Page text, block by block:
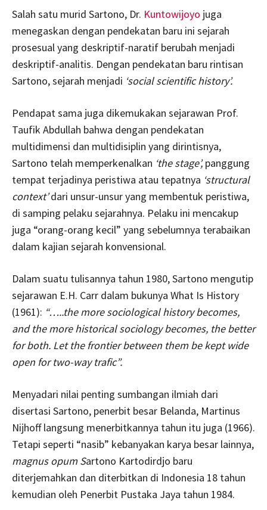
Salah satu murid Sartono, Dr. Kuntowijoyo juga
menegaskan dengan pendekatan baru ini sejarah
prosesual yang deskriptif-naratif berubah menjadi
deskriptif-analitis. Dengan pendekatan baru rintisan
Sartono, sejarah menjadi ‘social scientific history’.
Pendapat sama juga dikemukakan sejarawan Prof.
Taufik Abdullah bahwa dengan pendekatan
multidimensi dan multidisiplin yang dirintisnya,
Sartono telah memperkenalkan ‘the stage’,panggung
tempat terjadinya peristiwa atau tepatnya ‘structural
context’dari unsur-unsur yang membentuk peristiwa,
di samping pelaku sejarahnya. Pelaku ini mencakup
juga “orang-orang kecil” yang sebelumnya terabaikan
dalam kajian sejarah konvensional.
Dalam suatu tulisannya tahun 1980, Sartono mengutip
sejarawan E.H. Carr dalam bukunya What Is History
(1961): “…..the more sociological history becomes,
and the more historical sociology becomes, the better
for both. Let the frontier between them be kept wide
open for two-way trafic”.
Menyadari nilai penting sumbangan ilmiah dari
disertasi Sartono, penerbit besar Belanda, Martinus
Nijhoff langsung menerbitkannya tahun itu juga (1966).
Tetapi seperti “nasib” kebanyakan karya besar lainnya,
magnus opum Sartono Kartodirdjo baru
diterjemahkan dan diterbitkan di Indonesia 18 tahun
kemudian oleh Penerbit Pustaka Jaya tahun 1984.